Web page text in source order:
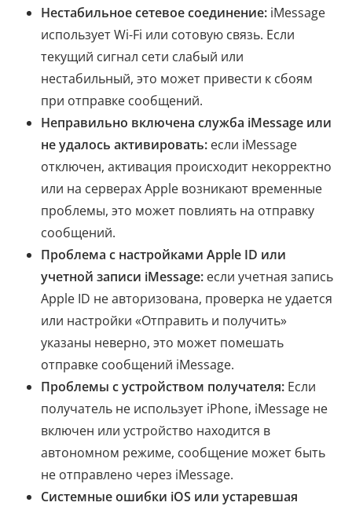
Нестабильное сетевое соединение: iMessage
использует Wi-Fi или сотовую связь. Если
текущий сигнал сети слабый или
нестабильный, это может привести к сбоям
при отправке сообщений.
Неправильно включена служба iMessage или
не удалось активировать: если iMessage
отключен, активация происходит некорректно
или на серверах Apple возникают временные
проблемы, это может повлиять на отправку
сообщений.
Проблема с настройками Apple ID или
учетной записи iMessage: если учетная запись
Apple ID не авторизована, проверка не удается
или настройки «Отправить и получить»
указаны неверно, это может помешать
отправке сообщений iMessage.
Проблемы с устройством получателя: Если
получатель не использует iPhone, iMessage не
включен или устройство находится в
автономном режиме, сообщение может быть
не отправлено через iMessage.
Системные ошибки iOS или устаревшая